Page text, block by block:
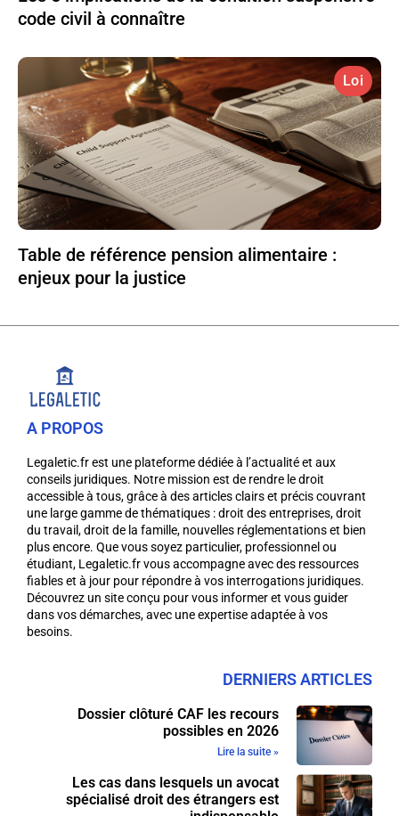
code civil à connaître
Loi
Table de référence pension alimentaire :
enjeux pour la justice
A PROPOS
Legaletic.fr est une plateforme dédiée à l’actualité et aux
conseils juridiques. Notre mission est de rendre le droit
accessible à tous, grâce à des articles clairs et précis couvrant
une large gamme de thématiques : droit des entreprises, droit
du travail, droit de la famille, nouvelles réglementations et bien
plus encore. Que vous soyez particulier, professionnel ou
étudiant, Legaletic.fr vous accompagne avec des ressources
fiables et à jour pour répondre à vos interrogations juridiques.
Découvrez un site conçu pour vous informer et vous guider
dans vos démarches, avec une expertise adaptée à vos
besoins.
DERNIERS ARTICLES
Dossier clôturé CAF les recours
possibles en 2026
Lire la suite »
Les cas dans lesquels un avocat
spécialisé droit des étrangers est